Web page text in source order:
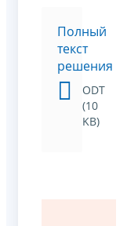
Полный
текст
решения
ODT
(10
KB)